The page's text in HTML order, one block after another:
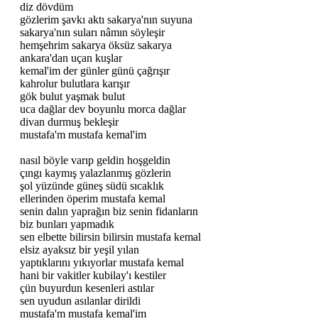
diz dövdüm
gözlerim şavkı aktı sakarya'nın suyuna
sakarya'nın suları nâmın söyleşir
hemşehrim sakarya öksüz sakarya
ankara'dan uçan kuşlar
kemal'im der günler günü çağrışır
kahrolur bulutlara karışır
gök bulut yaşmak bulut
uca dağlar dev boyunlu morca dağlar
divan durmuş bekleşir
mustafa'm mustafa kemal'im
nasıl böyle varıp geldin hoşgeldin
çıngı kaymış yalazlanmış gözlerin
şol yüzünde güneş südü sıcaklık
ellerinden öperim mustafa kemal
senin dalın yaprağın biz senin fidanların
biz bunları yapmadık
sen elbette bilirsin bilirsin mustafa kemal
elsiz ayaksız bir yeşil yılan
yaptıklarını yıkıyorlar mustafa kemal
hani bir vakitler kubilay'ı kestiler
çün buyurdun kesenleri astılar
sen uyudun asılanlar dirildi
mustafa'm mustafa kemal'im